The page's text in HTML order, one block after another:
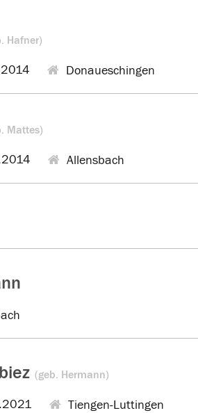
Hafner)
Donaueschingen
Mattes)
Allensbach
(geb. Hermann)
Tiengen-Luttingen